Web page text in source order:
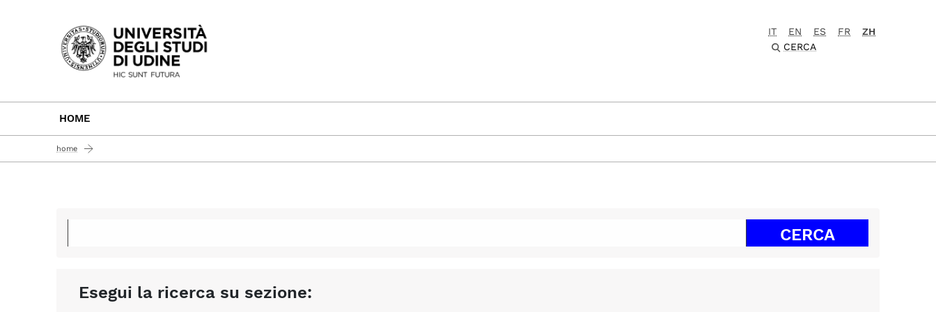
Passa al contenuto principale
IT EN ES FR
ZH
CERCA
HOME
home
Esegui la ricerca su sezione: